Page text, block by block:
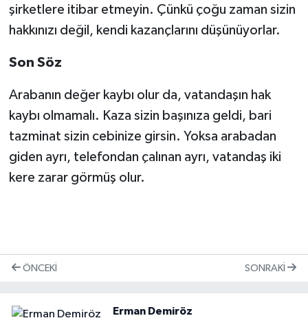
şirketlere itibar etmeyin. Çünkü çoğu zaman sizin
hakkınızı değil, kendi kazançlarını düşünüyorlar.
Son Söz
Arabanın değer kaybı olur da, vatandaşın hak
kaybı olmamalı. Kaza sizin başınıza geldi, bari
tazminat sizin cebinize girsin. Yoksa arabadan
giden ayrı, telefondan çalınan ayrı, vatandaş iki
kere zarar görmüş olur.
ÖNCEKI SONRAKI
Erman Demiröz